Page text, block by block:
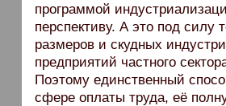
программой
перспективу. А это под силу
размеров и скудных
предприятий частного
Поэтому единственный
сфере оплаты труда, её